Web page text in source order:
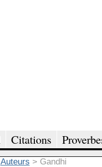
Citations
Auteurs > Gandhi